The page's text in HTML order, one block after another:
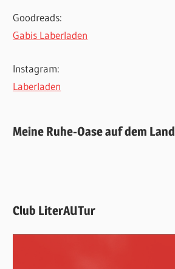
Goodreads:
Gabis Laberladen
Instagram:
Laberladen
Meine Ruhe-Oase auf dem Land
Club LiterAUTur